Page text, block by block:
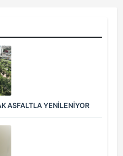
ASFALTLA YENİLENİYOR